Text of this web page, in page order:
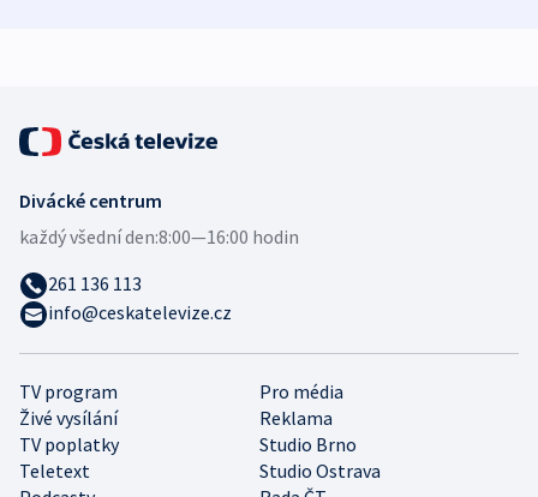
TV program
Pro média
Živé vysílání
Reklama
TV poplatky
Studio Brno
Teletext
Studio Ostrava
Divácké centrum
každý všední den:8:00—16:00 hodin
261 136 113
info@ceskatelevize.cz